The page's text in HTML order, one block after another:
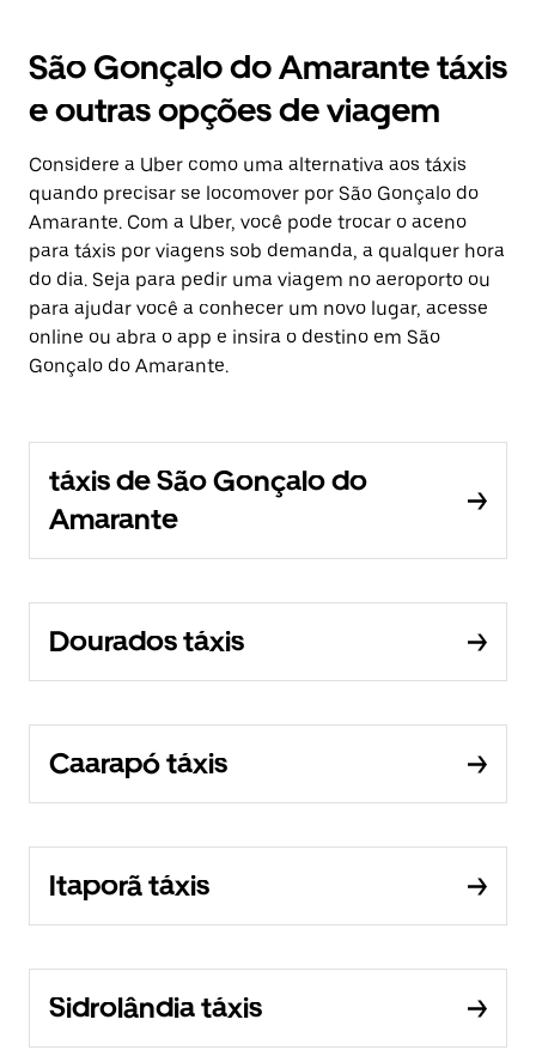
São Gonçalo do Amarante táxis
e outras opções de viagem
Considere a Uber como uma alternativa aos táxis
quando precisar se locomover por São Gonçalo do
Amarante. Com a Uber, você pode trocar o aceno
para táxis por viagens sob demanda, a qualquer hora
do dia. Seja para pedir uma viagem no aeroporto ou
para ajudar você a conhecer um novo lugar, acesse
online ou abra o app e insira o destino em São
Gonçalo do Amarante.
táxis de São Gonçalo do
Amarante
Dourados táxis
Caarapó táxis
Itaporã táxis
Sidrolândia táxis